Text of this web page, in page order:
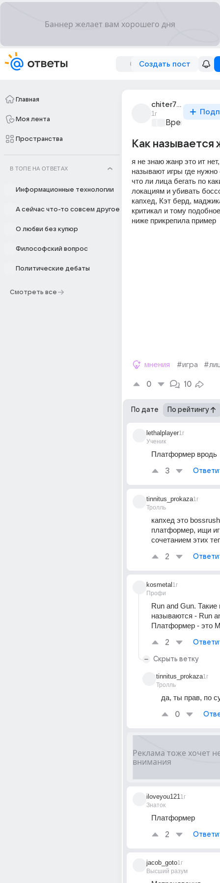
Создать пост
Главная
Моя лента
Пространства
В ТОПЕ НА ОТВЕТАХ
Информационные технологии
А сейчас что-то совсем другое
О любви без купюр
Философский вопрос
Политические дебаты
Смотреть все
chiter777_12
1г
Время игр
Как называется
я не знаю жанр это ит
называют игры где нужно
что ли лица бегать по
локациям и убивать
капхед, Кэт берд,
критикал и тому
ниже прикрепила пример
мнения #игра
0 10
По дате По рейтингу
lethalplayer
Ученик
1г
Платформер вродь
3
tinnitus_prokaza
Тролль
1г
капхед это
платформер, ищи
сочетанием этих
2
kosmetal
Профи
1г
Run and Gun. Такие
называются - Run
Платформер - это
2
Скрыть ветку
tinnitus_prokaza
Тролль
1г
да, ты прав, по
0
iloveyou121
Знаток
1г
Платформер
2
jacob_goto
Высший разум
1г